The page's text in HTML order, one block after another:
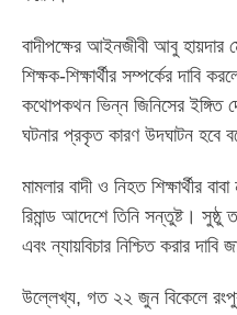
বাদীপক্ষের আইনজীবী আবু হায়দার
শিক্ষক-শিক্ষার্থীর সম্পর্কের দাবি
কথোপকথন ভিন্ন জিনিসের ইঙ্গিত
ঘটনার প্রকৃত কারণ উদঘাটন হবে
মামলার বাদী ও নিহত শিক্ষার্থীর
রিমান্ড আদেশে তিনি সন্তুষ্ট।
এবং ন্যায়বিচার নিশ্চিত করার দাবি
উল্লেখ্য, গত ২২ জুন বিকেলে রংপুর